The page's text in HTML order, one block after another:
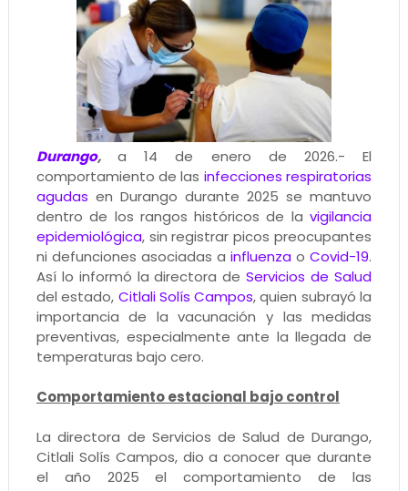
Durango,a 14 de enero de 2026.- El
comportamiento de las infecciones respiratorias
agudas en Durango durante 2025 se mantuvo
dentro de los rangos históricos de lavigilancia
epidemiológica, sin registrar picos preocupantes
ni defunciones asociadas ainfluenza oCovid-19.
Así lo informó la directora deServicios de Salud
del estado, Citlali Solís Campos, quien subrayó la
importancia de la vacunación y las medidas
preventivas, especialmente ante la llegada de
temperaturas bajo cero.
Comportamiento estacional bajo control
La directora de Servicios de Salud de Durango,
Citlali Solís Campos, dio a conocer que durante
el año 2025 el comportamiento de las